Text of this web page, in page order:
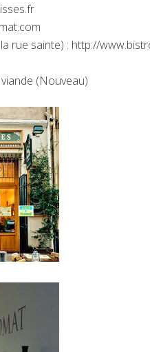
rue sainte) : http://
(Nouveau)